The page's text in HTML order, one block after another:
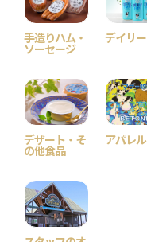
手造りハム・
ソーセージ
デイリー
デザート・そ
の他食品
アパレル